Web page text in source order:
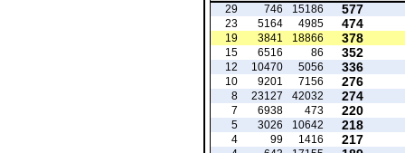
577
15186
746
29
474
4985
5164
23
378
18866
3841
19
352
86
6516
15
336
5056
10470
12
276
7156
9201
10
274
42032
23127
8
220
473
6938
7
218
10642
3026
5
217
1416
99
4